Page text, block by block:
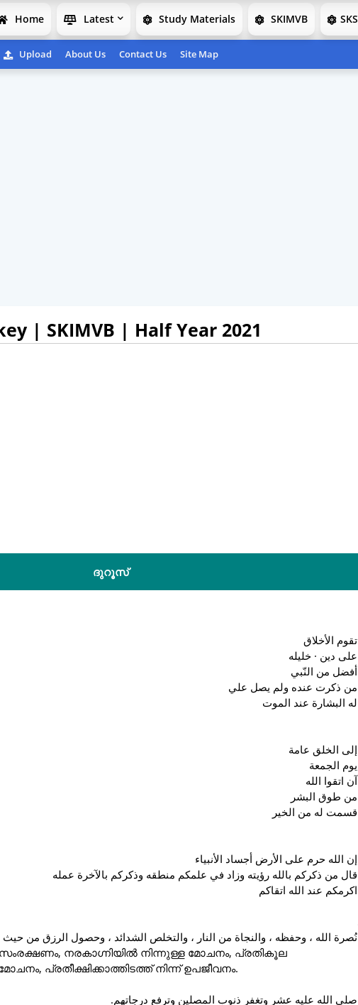
Home Latest Study Materials SKIMVB
Upload About Us Contact Us Site Map
| SKIMVB | Half Year 2021
ദുറൂസ്
നരകാഗ്നിയിൽ നിന്നുള്ള മോചനം, പ്രതികൂല
പ്രതീക്ഷിക്കാത്തിടത്ത് നിന്ന് ഉപജീവനം.